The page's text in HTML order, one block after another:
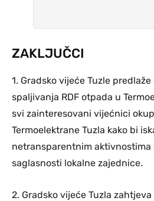
ZAKLJUČCI
1. Gradsko vijeće Tuzle
spaljivanja RDF otpada u
svi zainteresovani vijećnici
Termoelektrane Tuzla kako bi
netransparentnim aktivnostima
saglasnosti lokalne zajednice.
2. Gradsko vijeće Tuzla